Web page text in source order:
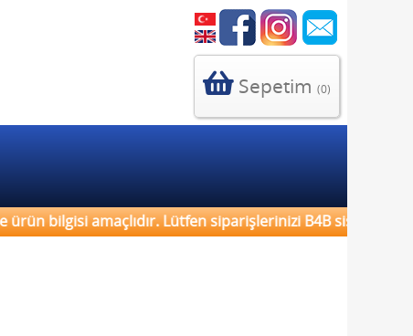
Sepetim (0)
bilgisi amaçlıdır. Lütfen siparişlerinizi B4B sistemi